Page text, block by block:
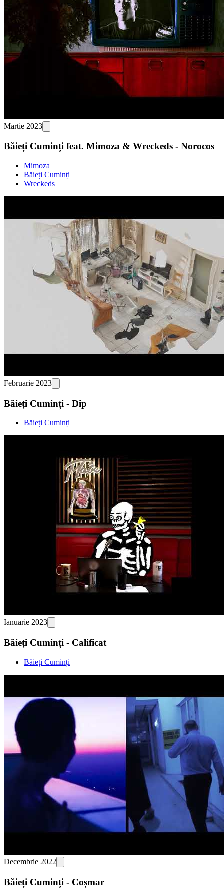
Martie 2023
Băieți Cuminți feat. Mimoza & Wreckeds - Norocos
Mimoza
Băieți Cuminți
Wreckeds
Februarie 2023
Băieți Cuminți - Dip
Băieți Cuminți
Ianuarie 2023
Băieți Cuminți - Calificat
Băieți Cuminți
Decembrie 2022
Băieți Cuminți - Coșmar